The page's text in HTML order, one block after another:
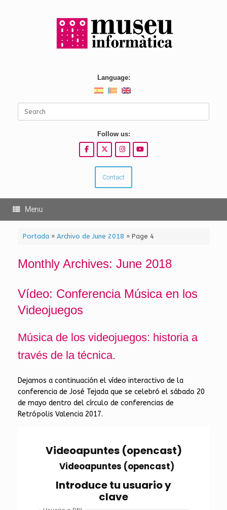
Language:
Follow us:
Contact
Menu
Portada» Archivo de June 2018 » Page 4
Monthly Archives: June 2018
Vídeo: Conferencia Música en los
Videojuegos
Música de los videojuegos: historia a
través de la técnica.
Dejamos a continuación el vídeo interactivo de la
conferencia de José Tejada que se celebró el sábado 20
de mayo dentro del círculo de conferencias de
Retrópolis Valencia 2017.